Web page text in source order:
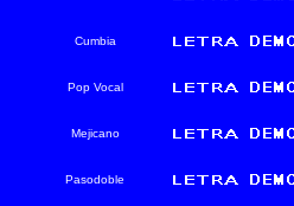
Cumbia
Pop Vocal
Mejicano
Pasodoble